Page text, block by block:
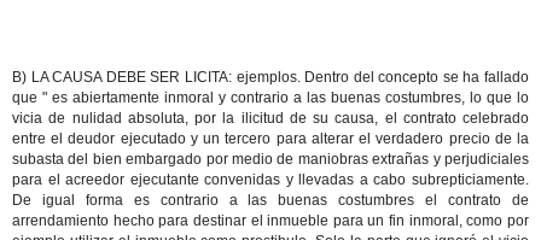
B) LA CAUSA DEBE SER LICITA: ejemplos. Dentro del concepto se ha fallado
que " es abiertamente inmoral y contrario a las buenas costumbres, lo que lo
vicia de nulidad absoluta, por la ilicitud de su causa, el contrato celebrado
entre el deudor ejecutado y un tercero para alterar el verdadero precio de la
subasta del bien embargado por medio de maniobras extrañas y perjudiciales
para el acreedor ejecutante convenidas y llevadas a cabo subrepticiamente.
De igual forma es contrario a las buenas costumbres el contrato de
arrendamiento hecho para destinar el inmueble para un fin inmoral, como por